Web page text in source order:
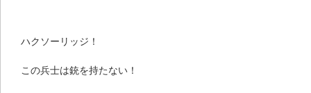
ハクソーリッジ！
この兵士は銃を持たない！